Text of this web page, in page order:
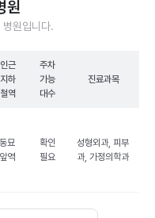
원
원입니다.
인근
지하
철역
주차
가능
대수
진료과목
동묘
앞역
확인
필요
성형외과, 피부
과, 가정의학과